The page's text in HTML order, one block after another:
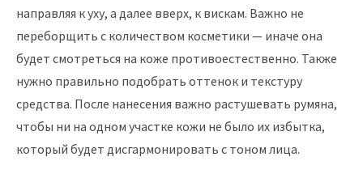
направляя к уху, а далее вверх, к вискам. Важно не
переборщить с количеством косметики — иначе она
будет смотреться на коже противоестественно. Также
нужно правильно подобрать оттенок и текстуру
средства. После нанесения важно растушевать румяна,
чтобы ни на одном участке кожи не было их избытка,
который будет дисгармонировать с тоном лица.